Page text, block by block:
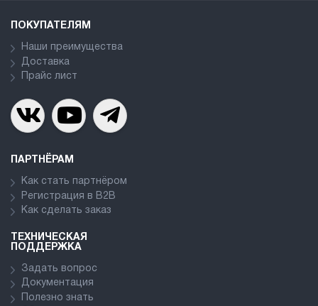
ПОКУПАТЕЛЯМ
Наши преимущества
Доставка
Прайс лист
ПАРТНЁРАМ
Как стать партнёром
Регистрация в В2В
Как сделать заказ
ТЕХНИЧЕСКАЯ
ПОДДЕРЖКА
Задать вопрос
Документация
Полезно знать